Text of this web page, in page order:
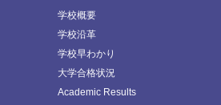
学校概要
学校沿革
学校早わかり
大学合格状況
Academic Results